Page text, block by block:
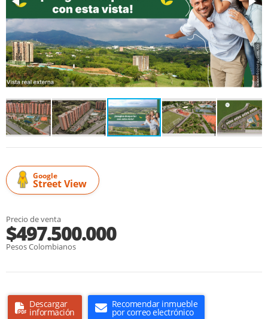
Google
Street View
Precio de venta
$497.500.000
Pesos Colombianos
Descargar
información
Recomendar inmueble
por correo electrónico